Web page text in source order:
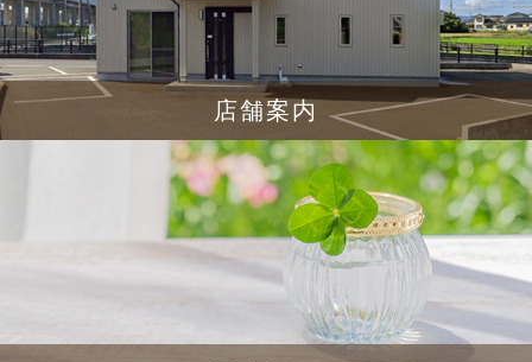
店舗案内